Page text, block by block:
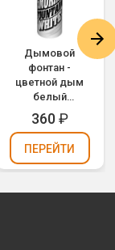
Дымовой
фонтан -
цветной дым
белый
MA0509/W
(Maxsem)
360₽
ПЕРЕЙТИ